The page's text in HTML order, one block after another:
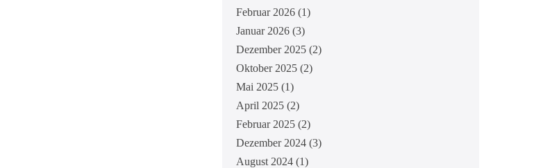
Februar 2026(1)
Januar 2026(3)
Dezember 2025(2)
Oktober 2025(2)
Mai 2025(1)
April 2025(2)
Februar 2025(2)
Dezember 2024(3)
August 2024(1)